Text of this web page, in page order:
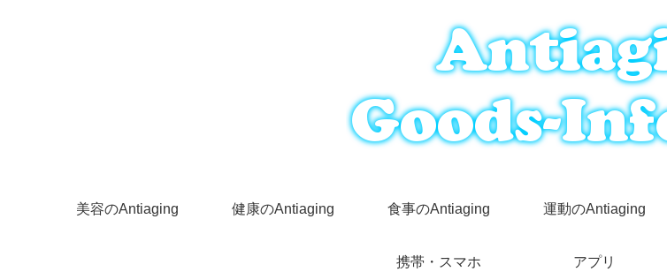
美容のAntiaging 健康のAntiaging 食事のAntiaging 運動のAntiaging
携帯・スマホ アプリ